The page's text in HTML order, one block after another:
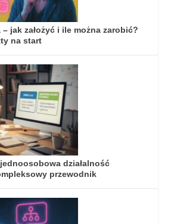
jak założyć i ile można zarobić?
na start
działalność
przewodnik